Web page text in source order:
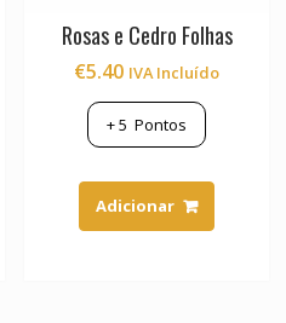
Rosas e Cedro Folhas
€5.40 IVA Incluído
+5 Pontos
Adicionar